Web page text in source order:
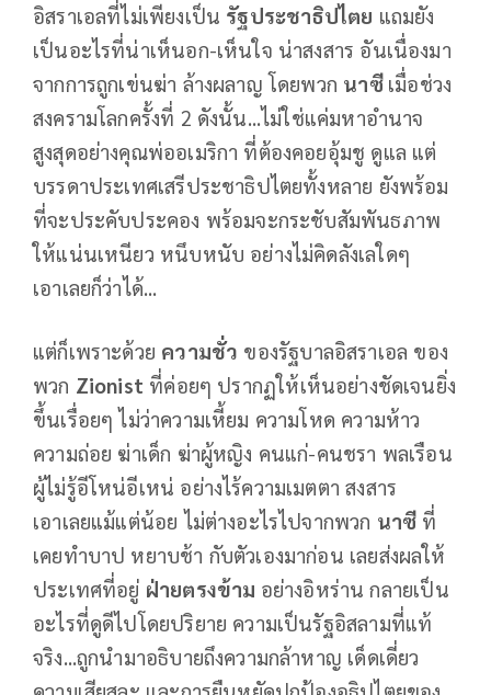
อิสราเอลที่ไม่เพียงเป็น รัฐประชาธิปไตย แถมยัง
เป็นอะไรที่น่าเห็นอก-เห็นใจ น่าสงสาร อันเนื่องมา
จากการถูกเข่นฆ่า ล้างผลาญ โดยพวก นาซี เมื่อช่วง
สงครามโลกครั้งที่ 2 ดังนั้น...ไม่ใช่แค่มหาอำนาจ
สูงสุดอย่างคุณพ่ออเมริกา ที่ต้องคอยอุ้มชู ดูแล แต่
บรรดาประเทศเสรีประชาธิปไตยทั้งหลาย ยังพร้อม
ที่จะประคับประคอง พร้อมจะกระชับสัมพันธภาพ
ให้แน่นเหนียว หนึบหนับ อย่างไม่คิดลังเลใดๆ
เอาเลยก็ว่าได้...
แต่ก็เพราะด้วย ความชั่ว ของรัฐบาลอิสราเอล ของ
พวก Zionist ที่ค่อยๆ ปรากฏให้เห็นอย่างชัดเจนยิ่ง
ขึ้นเรื่อยๆ ไม่ว่าความเหี้ยม ความโหด ความห้าว
ความถ่อย ฆ่าเด็ก ฆ่าผู้หญิง คนแก่-คนชรา พลเรือน
ผู้ไม่รู้อีโหน่อีเหน่ อย่างไร้ความเมตตา สงสาร
เอาเลยแม้แต่น้อย ไม่ต่างอะไรไปจากพวก นาซี ที่
เคยทำบาป หยาบช้า กับตัวเองมาก่อน เลยส่งผลให้
ประเทศที่อยู่ ฝ่ายตรงข้าม อย่างอิหร่าน กลายเป็น
อะไรที่ดูดีไปโดยปริยาย ความเป็นรัฐอิสลามที่แท้
จริง...ถูกนำมาอธิบายถึงความกล้าหาญ เด็ดเดี่ยว